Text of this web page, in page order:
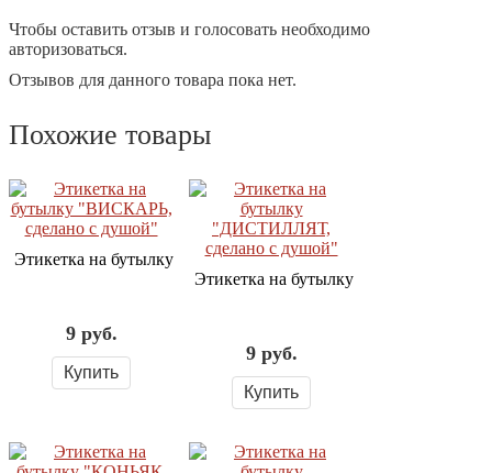
Чтобы оcтавить отзыв и голосовать необходимо
авторизоваться.
Отзывов для данного товара пока нет.
Похожие товары
Этикетка на бутылку "ВИСКАРЬ, сделано с душой"
9 руб.
Купить
Этикетка на бутылку "ДИСТИЛЛЯТ,
9 руб.
Купить